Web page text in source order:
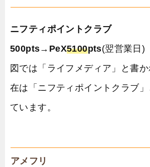
ニフティポイントクラブ
500pts→ PeX5100pts(翌営業日)
図では「ライフメディア」と書
在は「ニフティポイントクラブ
ています。
アメフリ